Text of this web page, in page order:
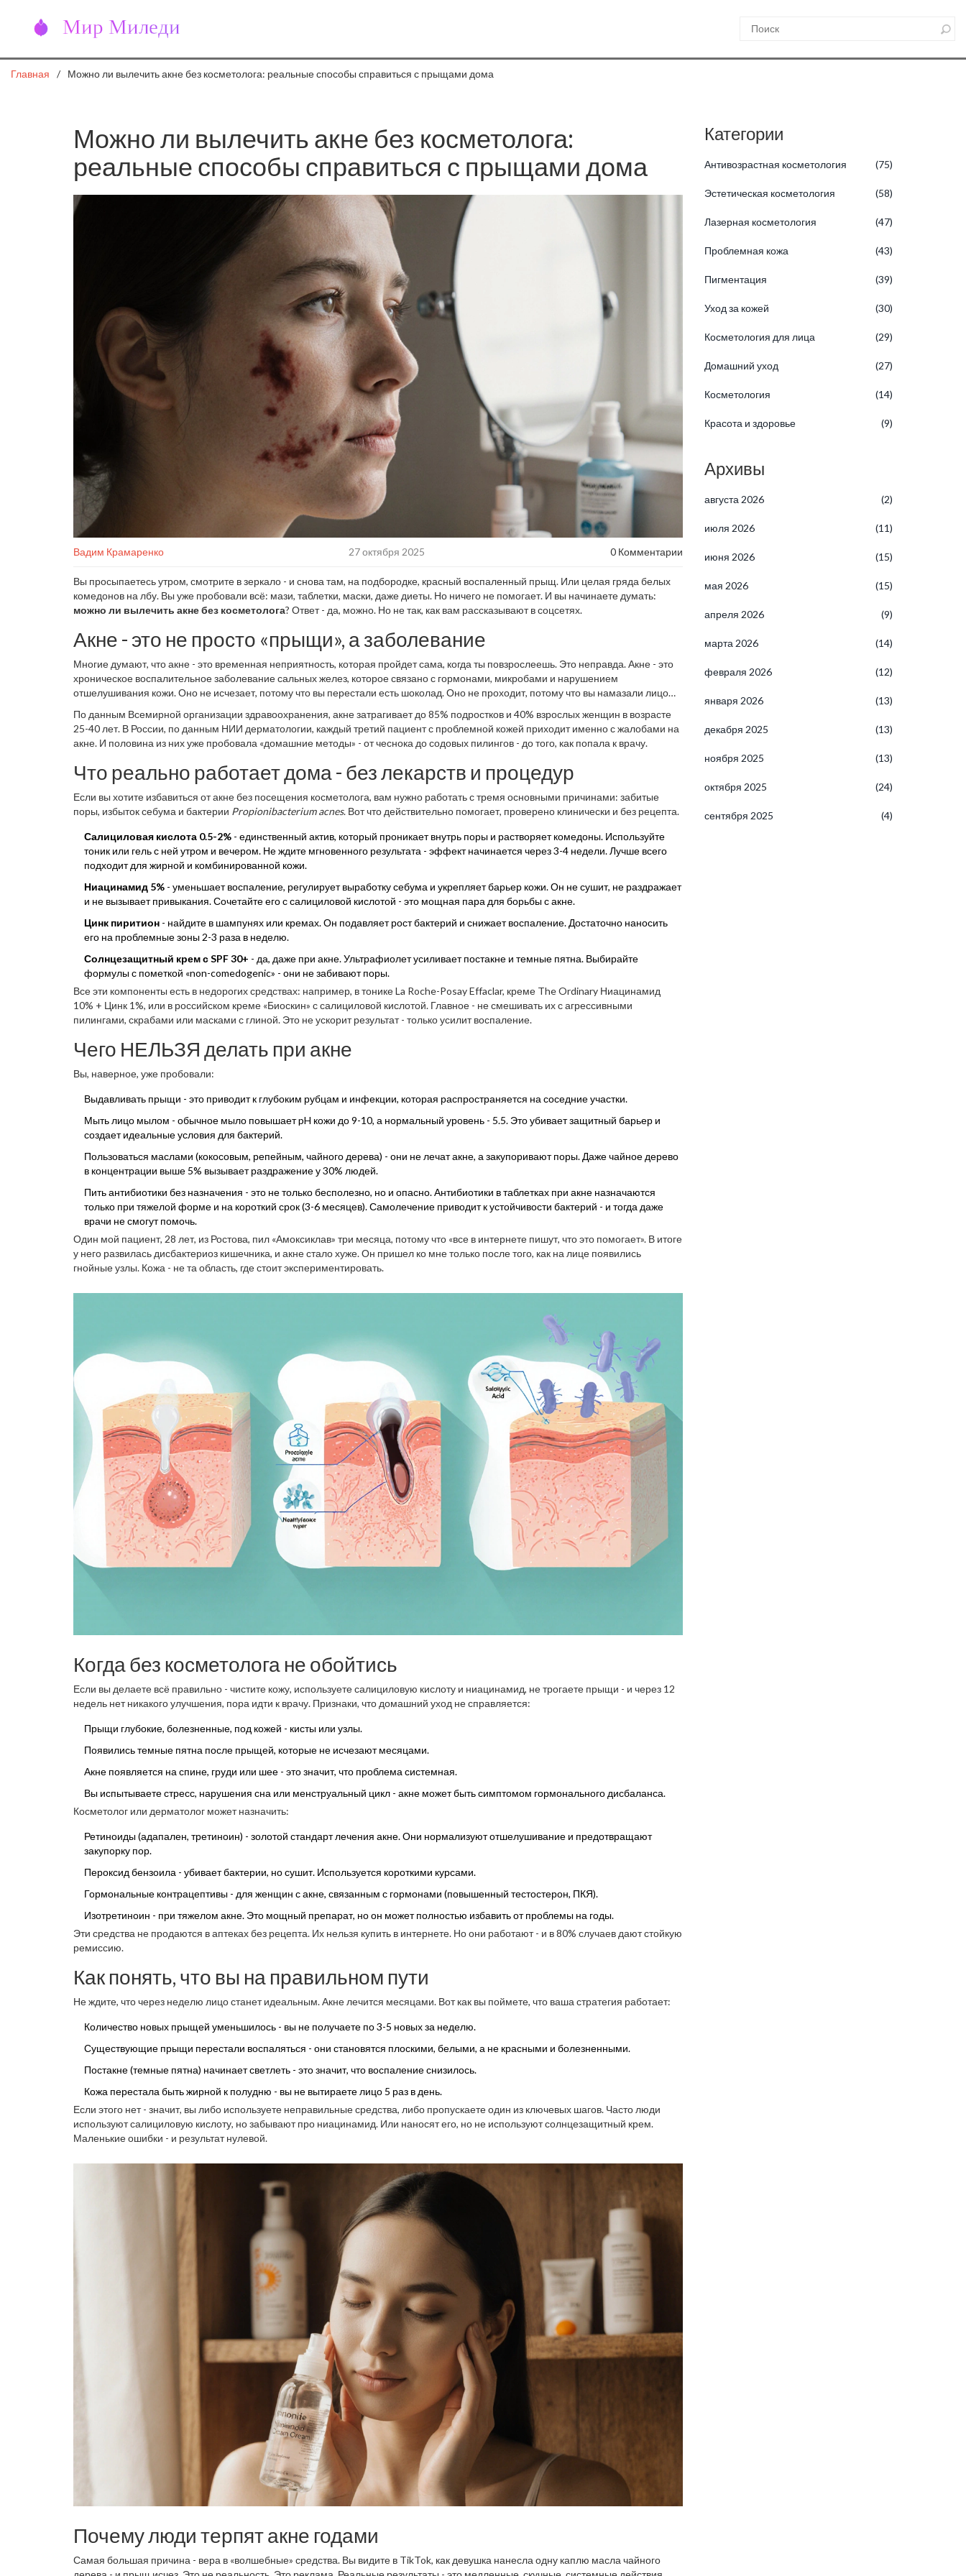
Главная Можно ли вылечить акне без косметолога: реальные способы справиться с прыщами дома
Можно ли вылечить акне без косметолога:
реальные способы справиться с прыщами дома
Вадим Крамаренко 27 октября 2025 0 Комментарии
Вы просыпаетесь утром, смотрите в зеркало - и снова там, на подбородке, красный воспаленный прыщ. Или целая гряда белых
комедонов на лбу. Вы уже пробовали всё: мази, таблетки, маски, даже диеты. Но ничего не помогает. И вы начинаете думать:
можно ли вылечить акне без косметолога? Ответ - да, можно. Но не так, как вам рассказывают в соцсетях.
Акне - это не просто «прыщи», а заболевание
Многие думают, что акне - это временная неприятность, которая пройдет сама, когда ты повзрослеешь. Это неправда. Акне - это
хроническое воспалительное заболевание сальных желез, которое связано с гормонами, микробами и нарушением
отшелушивания кожи. Оно не исчезает, потому что вы перестали есть шоколад. Оно не проходит, потому что вы намазали лицо
По данным Всемирной организации здравоохранения, акне затрагивает до 85% подростков и 40% взрослых женщин в возрасте
25-40 лет. В России, по данным НИИ дерматологии, каждый третий пациент с проблемной кожей приходит именно с жалобами на
акне. И половина из них уже пробовала «домашние методы» - от чеснока до содовых пилингов - до того, как попала к врачу.
Что реально работает дома - без лекарств и процедур
Если вы хотите избавиться от акне без посещения косметолога, вам нужно работать с тремя основными причинами: забитые
поры, избыток себума и бактерии Propionibacterium acnes. Вот что действительно помогает, проверено клинически и без рецепта.
Салициловая кислота 0.5-2% - единственный актив, который проникает внутрь поры и растворяет комедоны. Используйте
тоник или гель с ней утром и вечером. Не ждите мгновенного результата - эффект начинается через 3-4 недели. Лучше всего
подходит для жирной и комбинированной кожи.
Ниацинамид 5% - уменьшает воспаление, регулирует выработку себума и укрепляет барьер кожи. Он не сушит, не раздражает
и не вызывает привыкания. Сочетайте его с салициловой кислотой - это мощная пара для борьбы с акне.
Цинк пиритион - найдите в шампунях или кремах. Он подавляет рост бактерий и снижает воспаление. Достаточно наносить
его на проблемные зоны 2-3 раза в неделю.
Солнцезащитный крем с SPF 30+ - да, даже при акне. Ультрафиолет усиливает постакне и темные пятна. Выбирайте
формулы с пометкой «non-comedogenic» - они не забивают поры.
Все эти компоненты есть в недорогих средствах: например, в тонике La Roche-Posay Effaclar, креме The Ordinary Ниацинамид
10% + Цинк 1%, или в российском креме «Биоскин» с салициловой кислотой. Главное - не смешивать их с агрессивными
пилингами, скрабами или масками с глиной. Это не ускорит результат - только усилит воспаление.
Чего НЕЛЬЗЯ делать при акне
Вы, наверное, уже пробовали:
Выдавливать прыщи - это приводит к глубоким рубцам и инфекции, которая распространяется на соседние участки.
Мыть лицо мылом - обычное мыло повышает pH кожи до 9-10, а нормальный уровень - 5.5. Это убивает защитный барьер и
создает идеальные условия для бактерий.
Пользоваться маслами (кокосовым, репейным, чайного дерева) - они не лечат акне, а закупоривают поры. Даже чайное дерево
в концентрации выше 5% вызывает раздражение у 30% людей.
Пить антибиотики без назначения - это не только бесполезно, но и опасно. Антибиотики в таблетках при акне назначаются
только при тяжелой форме и на короткий срок (3-6 месяцев). Самолечение приводит к устойчивости бактерий - и тогда даже
врачи не смогут помочь.
Один мой пациент, 28 лет, из Ростова, пил «Амоксиклав» три месяца, потому что «все в интернете пишут, что это помогает». В итоге
у него развилась дисбактериоз кишечника, и акне стало хуже. Он пришел ко мне только после того, как на лице появились
гнойные узлы. Кожа - не та область, где стоит экспериментировать.
Когда без косметолога не обойтись
Если вы делаете всё правильно - чистите кожу, используете салициловую кислоту и ниацинамид, не трогаете прыщи - и через 12
недель нет никакого улучшения, пора идти к врачу. Признаки, что домашний уход не справляется:
Прыщи глубокие, болезненные, под кожей - кисты или узлы.
Появились темные пятна после прыщей, которые не исчезают месяцами.
Акне появляется на спине, груди или шее - это значит, что проблема системная.
Вы испытываете стресс, нарушения сна или менструальный цикл - акне может быть симптомом гормонального дисбаланса.
Косметолог или дерматолог может назначить:
Ретиноиды (адапален, третиноин) - золотой стандарт лечения акне. Они нормализуют отшелушивание и предотвращают
закупорку пор.
Пероксид бензоила - убивает бактерии, но сушит. Используется короткими курсами.
Гормональные контрацептивы - для женщин с акне, связанным с гормонами (повышенный тестостерон, ПКЯ).
Изотретиноин - при тяжелом акне. Это мощный препарат, но он может полностью избавить от проблемы на годы.
Эти средства не продаются в аптеках без рецепта. Их нельзя купить в интернете. Но они работают - и в 80% случаев дают стойкую
ремиссию.
Как понять, что вы на правильном пути
Не ждите, что через неделю лицо станет идеальным. Акне лечится месяцами. Вот как вы поймете, что ваша стратегия работает:
Количество новых прыщей уменьшилось - вы не получаете по 3-5 новых за неделю.
Существующие прыщи перестали воспаляться - они становятся плоскими, белыми, а не красными и болезненными.
Постакне (темные пятна) начинает светлеть - это значит, что воспаление снизилось.
Кожа перестала быть жирной к полудню - вы не вытираете лицо 5 раз в день.
Если этого нет - значит, вы либо используете неправильные средства, либо пропускаете один из ключевых шагов. Часто люди
используют салициловую кислоту, но забывают про ниацинамид. Или наносят его, но не используют солнцезащитный крем.
Маленькие ошибки - и результат нулевой.
Почему люди терпят акне годами
Самая большая причина - вера в «волшебные» средства. Вы видите в TikTok, как девушка нанесла одну каплю масла чайного
Категории
Антивозрастная косметология (75)
Эстетическая косметология (58)
Лазерная косметология (47)
Проблемная кожа (43)
Пигментация (39)
Уход за кожей (30)
Косметология для лица (29)
Домашний уход (27)
Косметология (14)
Красота и здоровье (9)
Архивы
августа 2026 (2)
июля 2026 (11)
июня 2026 (15)
мая 2026 (15)
апреля 2026 (9)
марта 2026 (14)
февраля 2026 (12)
января 2026 (13)
декабря 2025 (13)
ноября 2025 (13)
октября 2025 (24)
сентября 2025 (4)